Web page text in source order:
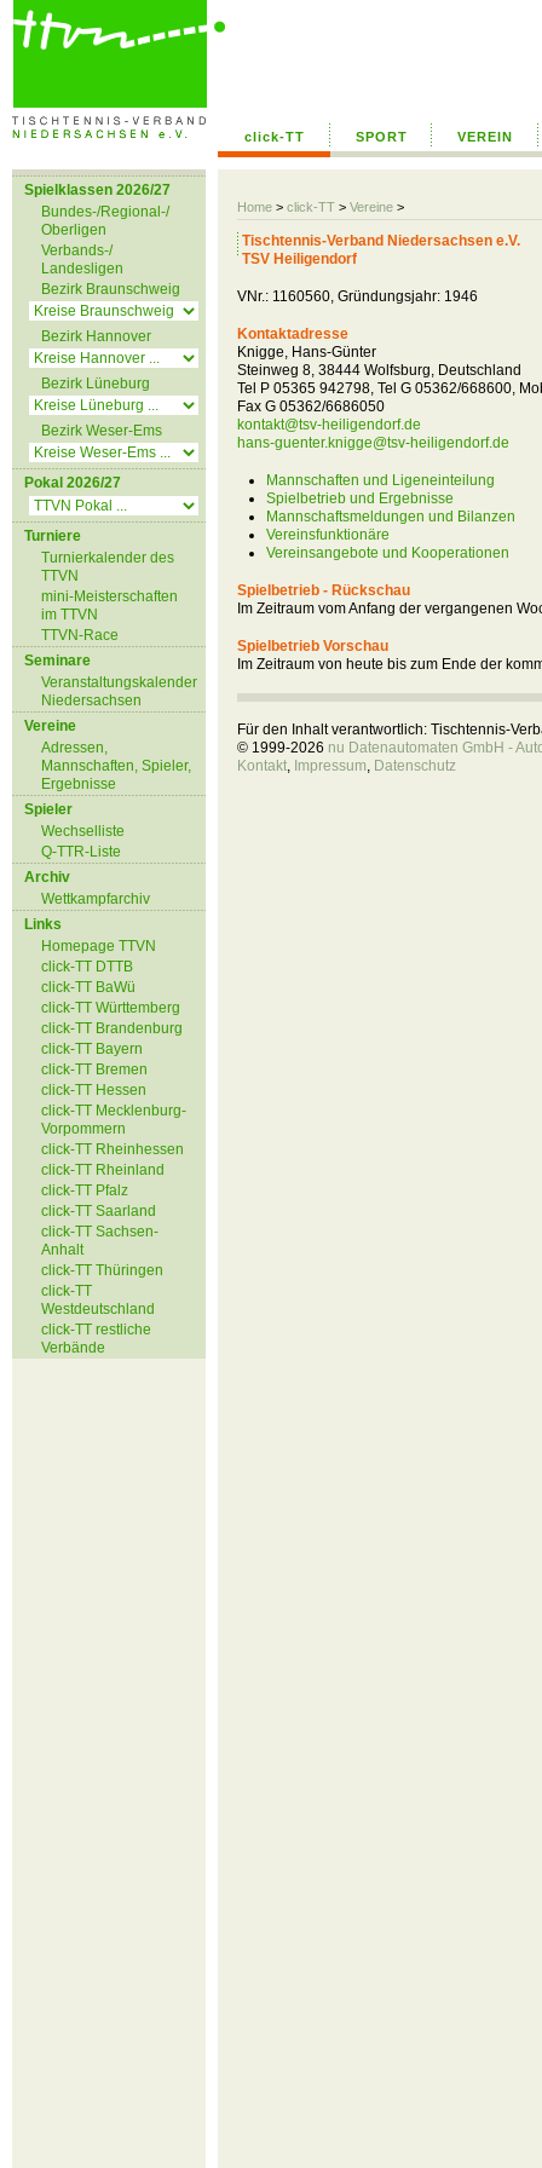
click-TT SPORT VEREIN
Home > click-TT > Vereine >
Spielklassen 2026/27
Bundes-/Regional-/
Oberligen
Verbands-/
Landesligen
Bezirk Braunschweig
Bezirk Hannover
Bezirk Lüneburg
Bezirk Weser-Ems
Pokal 2026/27
Turniere
Turnierkalender des
TTVN
mini-Meisterschaften
im TTVN
TTVN-Race
Seminare
Veranstaltungskalender
Niedersachsen
Vereine
Adressen,
Mannschaften, Spieler,
Ergebnisse
Spieler
Wechselliste
Q-TTR-Liste
Archiv
Wettkampfarchiv
Links
Homepage TTVN
click-TT DTTB
click-TT BaWü
click-TT Württemberg
click-TT Brandenburg
click-TT Bayern
click-TT Bremen
click-TT Hessen
click-TT Mecklenburg-
Vorpommern
click-TT Rheinhessen
click-TT Rheinland
click-TT Pfalz
click-TT Saarland
click-TT Sachsen-
Anhalt
click-TT Thüringen
click-TT
Westdeutschland
click-TT restliche
Verbände
Tischtennis-Verband Niedersachsen e.V.
TSV Heiligendorf
VNr.: 1160560, Gründungsjahr: 1946
Kontaktadresse
Knigge, Hans-Günter
Steinweg 8, 38444 Wolfsburg, Deutschland
Tel P 05365 942798, Tel G 05362/668600,
Fax G 05362/6686050
kontakt@tsv-heiligendorf.de
hans-guenter.knigge@tsv-heiligendorf.de
Mannschaften und Ligeneinteilung
Spielbetrieb und Ergebnisse
Mannschaftsmeldungen und Bilanzen
Vereinsfunktionäre
Vereinsangebote und Kooperationen
Spielbetrieb - Rückschau
Im Zeitraum vom Anfang der vergangenen
Spielbetrieb Vorschau
Im Zeitraum von heute bis zum Ende der
Für den Inhalt verantwortlich: Tischtennis-
© 1999-2026 nu Datenautomaten GmbH -
Kontakt, Impressum, Datenschutz